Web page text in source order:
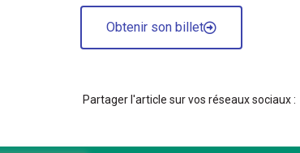
Obtenir son billet
Partager l'article sur vos réseaux sociaux :